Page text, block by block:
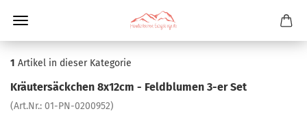
1 Artikel in dieser Kategorie
Kräutersäckchen 8x12cm - Feldblumen 3-er Set
(Art.Nr.: 01-PN-0200952)